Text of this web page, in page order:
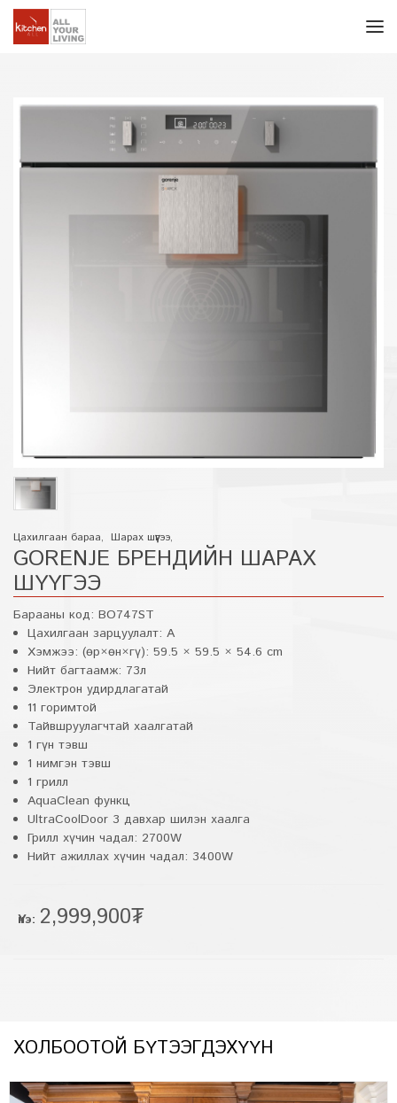
Цахилгаан бараа, Шарах шүүгээ,
GORENJE БРЕНДИЙН ШАРАХ
ШҮҮГЭЭ
Барааны код: BO747ST
Цахилгаан зарцуулалт: А
Хэмжээ: (өр×өн×гү): 59.5 × 59.5 × 54.6 cm
Нийт багтаамж: 73л
Электрон удирдлагатай
11 горимтой
Тайвшруулагчтай хаалгатай
1 гүн тэвш
1 нимгэн тэвш
1 грилл
AquaClean функц
UltraCoolDoor 3 давхар шилэн хаалга
Грилл хүчин чадал: 2700W
Нийт ажиллах хүчин чадал: 3400W
Үнэ: 2,999,900₮
ХОЛБООТОЙ БҮТЭЭГДЭХҮҮН